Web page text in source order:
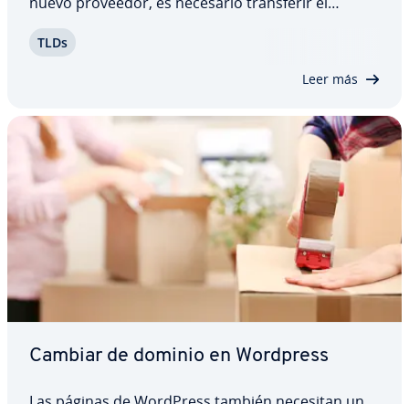
trámites pe­r­ti­ne­n­tes y acudir a los órganos en­ca­r­
TLDs
Leer más
Cambiar de dominio en Wordpress